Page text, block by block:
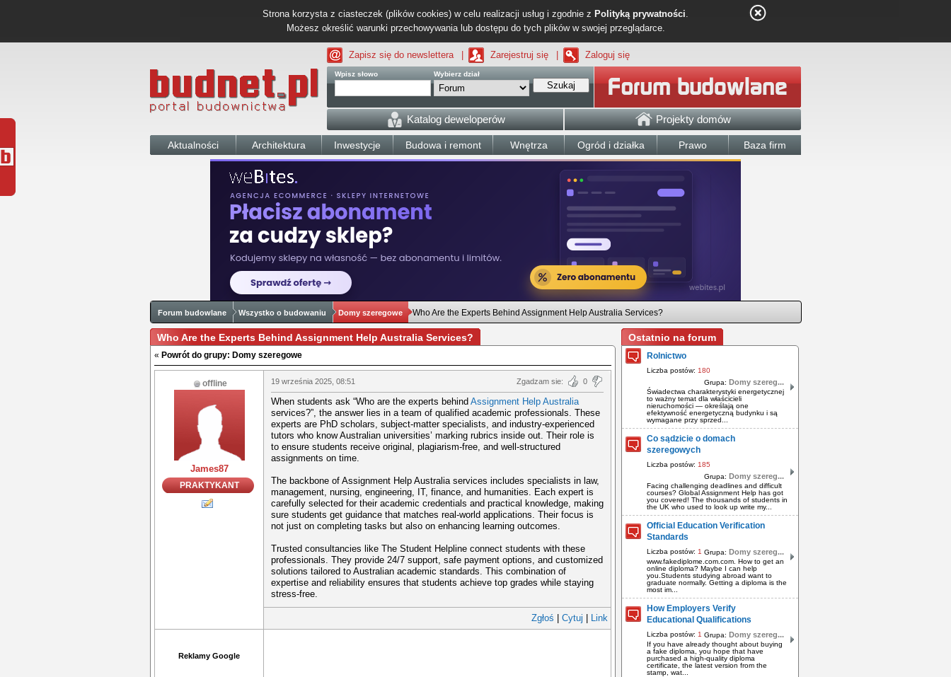
Strona korzysta z ciasteczek (plików cookies) w celu realizacji usług i zgodnie z Polityką prywatności.
Możesz określić warunki przechowywania lub dostępu do tych plików w swojej przeglądarce.
Zapisz się do newslettera Zarejestruj się Zaloguj się
Wpisz słowo Wybierz dział
Szukaj
Katalog deweloperów Projekty domów
Aktualności Architektura Inwestycje Budowa i remont Wnętrza Ogród i działka Prawo Baza firm
Forum budowlane Wszystko o budowaniu Domy szeregowe Who Are the Experts Behind Assignment Help Australia Services?
Who Are the Experts Behind Assignment Help Australia Services?
« Powrót do grupy: Domy szeregowe
offline
James87
PRAKTYKANT
19 września 2025, 08:51 Zgadzam sie: 0
When students ask “Who are the experts behind Assignment Help Australia
services?”, the answer lies in a team of qualified academic professionals. These
experts are PhD scholars, subject-matter specialists, and industry-experienced
tutors who know Australian universities’ marking rubrics inside out. Their role is
to ensure students receive original, plagiarism-free, and well-structured
assignments on time.
The backbone of Assignment Help Australia services includes specialists in law,
management, nursing, engineering, IT, finance, and humanities. Each expert is
carefully selected for their academic credentials and practical knowledge, making
sure students get guidance that matches real-world applications. Their focus is
not just on completing tasks but also on enhancing learning outcomes.
Trusted consultancies like The Student Helpline connect students with these
professionals. They provide 24/7 support, safe payment options, and customized
solutions tailored to Australian academic standards. This combination of
expertise and reliability ensures that students achieve top grades while staying
stress-free.
Zgłoś Cytuj Link
Reklamy Google
Ostatnio na forum
Rolnictwo
Liczba postów: 180
Grupa: Domy szereg...
Świadectwa charakterystyki energetycznej
to ważny temat dla właścicieli
nieruchomości — określają one
efektywność energetyczną budynku i są
wymagane przy sprzed...
Co sądzicie o domach
szeregowych
Liczba postów: 185
Grupa: Domy szereg...
Facing challenging deadlines and difficult
courses? Global Assignment Help has got
you covered! The thousands of students in
the UK who used to look up write my...
Official Education Verification
Standards
Liczba postów: 1 Grupa: Domy szereg...
www.fakediplome.com.com. How to get an
online diploma? Maybe I can help
you.Students studying abroad want to
graduate normally. Getting a diploma is the
most im...
How Employers Verify
Educational Qualifications
Liczba postów: 1 Grupa: Domy szereg...
If you have already thought about buying
a fake diploma, you hope that have
purchased a high-quality diploma
certificate, the latest version from the
stamp, wat...